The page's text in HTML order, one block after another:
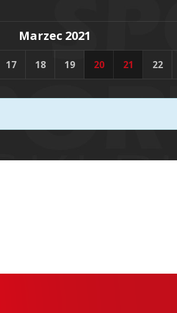
Marzec 2021
17 18 19 20 21 22